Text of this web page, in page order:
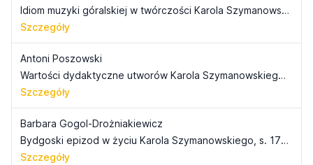
Idiom muzyki góralskiej w twórczości Karola Szymanowskiego - folklor, folkloryzm, akulturacja?, s. 147-156
Szczegóły
Antoni Poszowski
Wartości dydaktyczne utworów Karola Szymanowskiego, s. 157-170
Szczegóły
Barbara Gogol-Drożniakiewicz
Bydgoski epizod w życiu Karola Szymanowskiego, s. 171-196
Szczegóły